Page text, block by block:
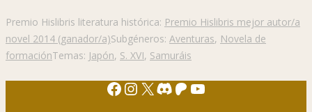
Premio Hislibris literatura histórica: Premio Hislibris mejor autor/a
novel 2014 (ganador/a)Subgéneros: Aventuras, Novela de
formaciónTemas: Japón, S. XVI, Samuráis
Facebook
Instagram
X Discord
Patreon
YouTube